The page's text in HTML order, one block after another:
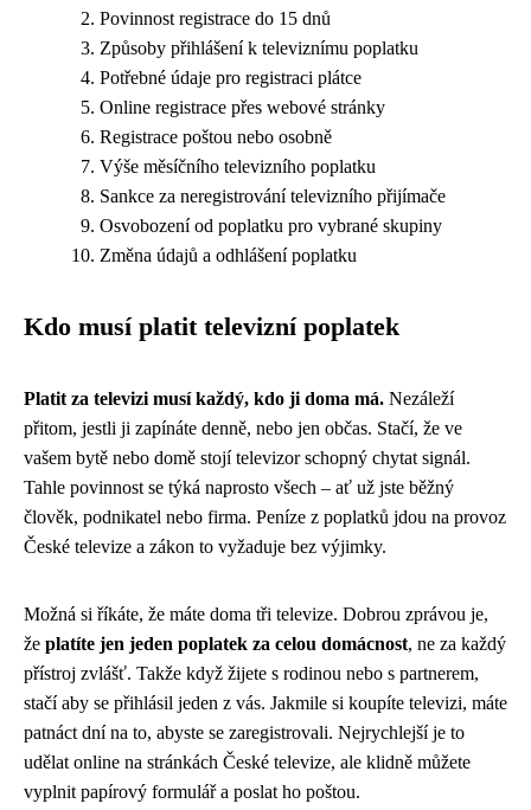
Povinnost registrace do 15 dnů
Způsoby přihlášení k televiznímu poplatku
Potřebné údaje pro registraci plátce
Online registrace přes webové stránky
Registrace poštou nebo osobně
Výše měsíčního televizního poplatku
Sankce za neregistrování televizního přijímače
Osvobození od poplatku pro vybrané skupiny
Změna údajů a odhlášení poplatku
Kdo musí platit televizní poplatek
Platit za televizi musí každý, kdo ji doma má. Nezáleží
přitom, jestli ji zapínáte denně, nebo jen občas. Stačí, že ve
vašem bytě nebo domě stojí televizor schopný chytat signál.
Tahle povinnost se týká naprosto všech – ať už jste běžný
člověk, podnikatel nebo firma. Peníze z poplatků jdou na provoz
České televize a zákon to vyžaduje bez výjimky.
Možná si říkáte, že máte doma tři televize. Dobrou zprávou je,
že platíte jen jeden poplatek za celou domácnost, ne za každý
přístroj zvlášť. Takže když žijete s rodinou nebo s partnerem,
stačí aby se přihlásil jeden z vás. Jakmile si koupíte televizi, máte
patnáct dní na to, abyste se zaregistrovali. Nejrychlejší je to
udělat online na stránkách České televize, ale klidně můžete
vyplnit papírový formulář a poslat ho poštou.